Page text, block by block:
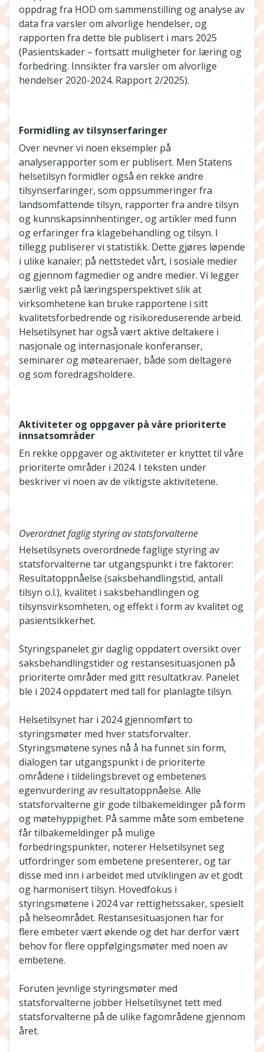
oppdrag fra HOD om sammenstilling og analyse av
data fra varsler om alvorlige hendelser, og
rapporten fra dette ble publisert i mars 2025
(Pasientskader – fortsatt muligheter for læring og
forbedring. Innsikter fra varsler om alvorlige
hendelser 2020-2024. Rapport 2/2025).
Formidling av tilsynserfaringer
Over nevner vi noen eksempler på
analyserapporter som er publisert. Men Statens
helsetilsyn formidler også en rekke andre
tilsynserfaringer, som oppsummeringer fra
landsomfattende tilsyn, rapporter fra andre tilsyn
og kunnskapsinnhentinger, og artikler med funn
og erfaringer fra klagebehandling og tilsyn. I
tillegg publiserer vi statistikk. Dette gjøres løpende
i ulike kanaler; på nettstedet vårt, i sosiale medier
og gjennom fagmedier og andre medier. Vi legger
særlig vekt på læringsperspektivet slik at
virksomhetene kan bruke rapportene i sitt
kvalitetsforbedrende og risikoreduserende arbeid.
Helsetilsynet har også vært aktive deltakere i
nasjonale og internasjonale konferanser,
seminarer og møtearenaer, både som deltagere
og som foredragsholdere.
Aktiviteter og oppgaver på våre prioriterte
innsatsområder
En rekke oppgaver og aktiviteter er knyttet til våre
prioriterte områder i 2024. I teksten under
beskriver vi noen av de viktigste aktivitetene.
Overordnet faglig styring av statsforvalterne
Helsetilsynets overordnede faglige styring av
statsforvalterne tar utgangspunkt i tre faktorer:
Resultatoppnåelse (saksbehandlingstid, antall
tilsyn o.l.), kvalitet i saksbehandlingen og
tilsynsvirksomheten, og effekt i form av kvalitet og
pasientsikkerhet.
Styringspanelet gir daglig oppdatert oversikt over
saksbehandlingstider og restansesituasjonen på
prioriterte områder med gitt resultatkrav. Panelet
ble i 2024 oppdatert med tall for planlagte tilsyn.
Helsetilsynet har i 2024 gjennomført to
styringsmøter med hver statsforvalter.
Styringsmøtene synes nå å ha funnet sin form,
dialogen tar utgangspunkt i de prioriterte
områdene i tildelingsbrevet og embetenes
egenvurdering av resultatoppnåelse. Alle
statsforvalterne gir gode tilbakemeldinger på form
og møtehyppighet. På samme måte som embetene
får tilbakemeldinger på mulige
forbedringspunkter, noterer Helsetilsynet seg
utfordringer som embetene presenterer, og tar
disse med inn i arbeidet med utviklingen av et godt
og harmonisert tilsyn. Hovedfokus i
styringsmøtene i 2024 var rettighetssaker, spesielt
på helseområdet. Restansesituasjonen har for
flere embeter vært økende og det har derfor vært
behov for flere oppfølgingsmøter med noen av
embetene.
Foruten jevnlige styringsmøter med
statsforvalterne jobber Helsetilsynet tett med
statsforvalterne på de ulike fagområdene gjennom
året.